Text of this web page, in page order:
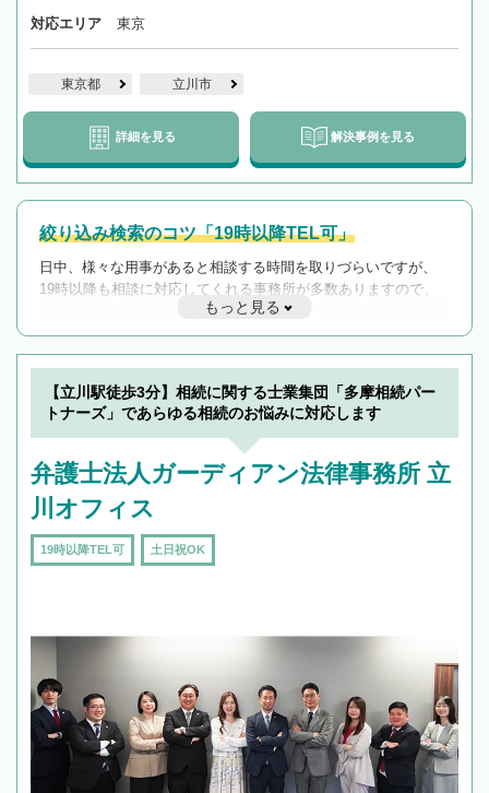
対応エリア 東京
東京都 立川市
詳細を見る 解決事例を見る
絞り込み検索のコツ「19時以降TEL可」
日中、様々な用事があると相談する時間を取りづらいですが、
19時以降も相談に対応してくれる事務所が多数ありますので、
遅い時間の相談が増えそうな場合はそのような事務所に絞り込
んで検索してみましょう。
19時以降TEL可の条件
を加えて再検索
もっと見る
【立川駅徒歩3分】相続に関する士業集団「多摩相続パー
トナーズ」であらゆる相続のお悩みに対応します
弁護士法人ガーディアン法律事務所 立
川オフィス
19時以降TEL可 土日祝OK